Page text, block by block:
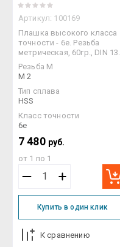
Артикул: 100169
Плашка высокого класса
точности - 6e. Резьба
метрическая, 60гр., DIN 13.
Резьба М
M 2
Тип сплава
HSS
Класс точности
6e
7 480 руб.
от 1 по 1
Купить в один клик
К сравнению